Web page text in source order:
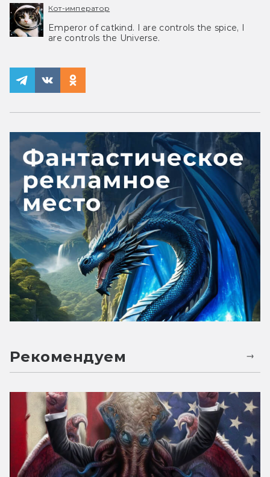
Кот-император
Emperor of catkind. I are controls the spice, I
are controls the Universe.
Рекомендуем